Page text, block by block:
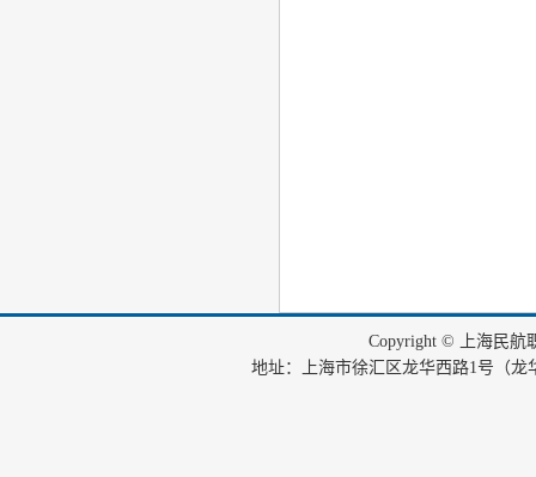
Copyright © 上海民航
地址：上海市徐汇区龙华西路1号（龙